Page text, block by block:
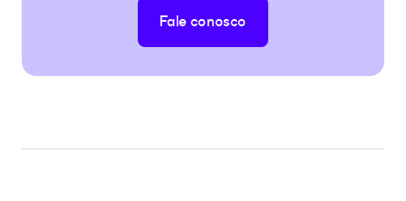
Fale conosco